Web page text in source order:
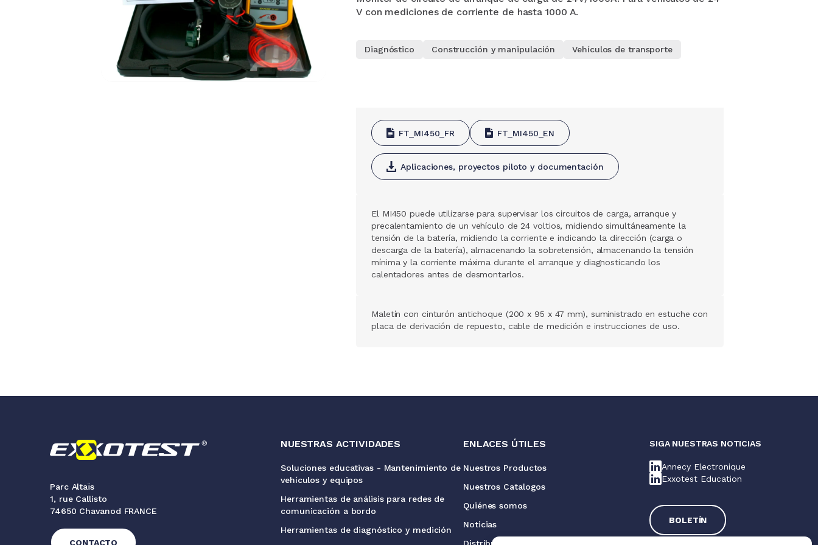
V con mediciones de corriente de hasta 1000 A.
Diagnóstico Construcción y manipulación Vehículos de transporte
FT_MI450_FR FT_MI450_EN
Aplicaciones, proyectos piloto y documentación
El MI450 puede utilizarse para supervisar los circuitos de carga, arranque y
precalentamiento de un vehículo de 24 voltios, midiendo simultáneamente la
tensión de la batería, midiendo la corriente e indicando la dirección (carga o
descarga de la batería), almacenando la sobretensión, almacenando la tensión
mínima y la corriente máxima durante el arranque y diagnosticando los
calentadores antes de desmontarlos.
Maletín con cinturón antichoque (200 x 95 x 47 mm), suministrado en estuche con
placa de derivación de repuesto, cable de medición e instrucciones de uso.
Parc Altaïs
1, rue Callisto
74650 Chavanod FRANCE
CONTACTO
NUESTRAS ACTIVIDADES
Soluciones educativas - Mantenimiento de
vehículos y equipos
Herramientas de análisis para redes de
comunicación a bordo
Herramientas de diagnóstico y medición
ENLACES ÚTILES
Nuestros Productos
Nuestros Catalogos
Quiénes somos
Noticias
Distribuidores
SIGA NUESTRAS NOTICIAS
Annecy Electronique
Exxotest Education
BOLETÍN